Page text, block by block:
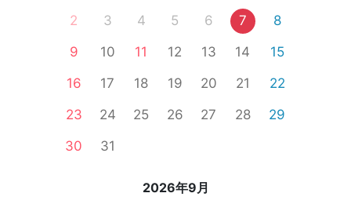
2
3 4 5 6 7
8
9
10 11 12 13 14
15
16
17 18 19 20 21
22
23
24 25 26 27 28
29
30
31
2026年9月